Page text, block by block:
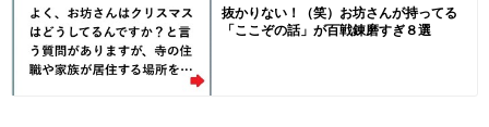
抜かりない！（笑）お坊さんが持ってる
「ここぞの話」が百戦錬磨すぎ８選